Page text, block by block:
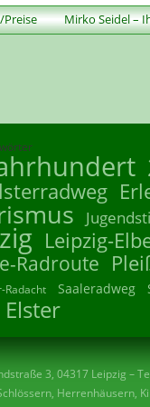
Preise Mirko Seidel –
Leipzig-
Radroute
Radacht Saaleradweg
3, 04317 Leipzig –
Herrenhäusern,